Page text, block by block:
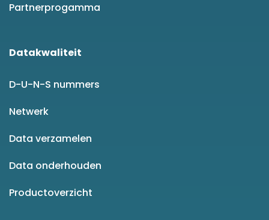
Partnerprogamma
Datakwaliteit
D-U-N-S nummers
Netwerk
Data verzamelen
Data onderhouden
Productoverzicht